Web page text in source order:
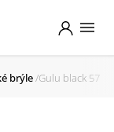
brýle Gulu black 57